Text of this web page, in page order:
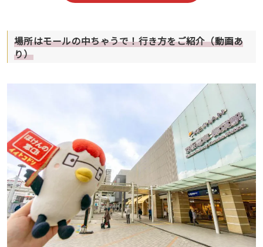
場所はモールの中ちゃうで！行き方をご紹介（動画あ
り）